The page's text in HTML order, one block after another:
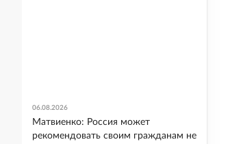
06.08.2026
Матвиенко: Россия может
рекомендовать своим гражданам не